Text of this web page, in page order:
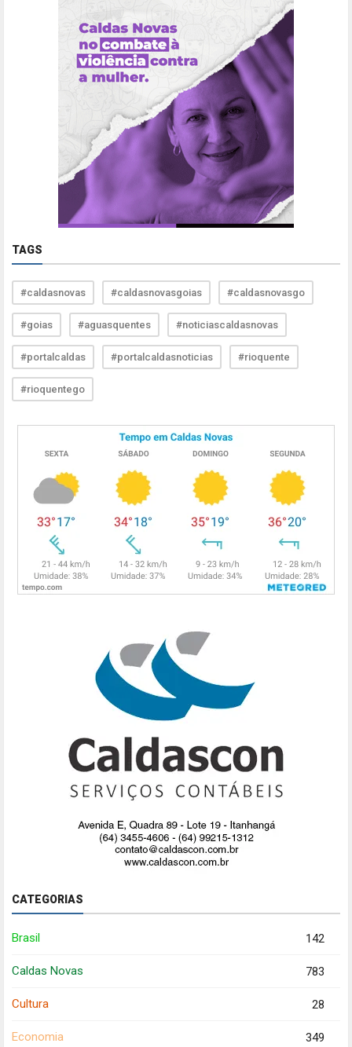
TAGS
#caldasnovas #caldasnovasgoias #caldasnovasgo
#goias #aguasquentes #noticiascaldasnovas
#portalcaldas #portalcaldasnoticias #rioquente
#rioquentego
CATEGORIAS
Brasil 142
Caldas Novas 783
Cultura 28
Economia 349